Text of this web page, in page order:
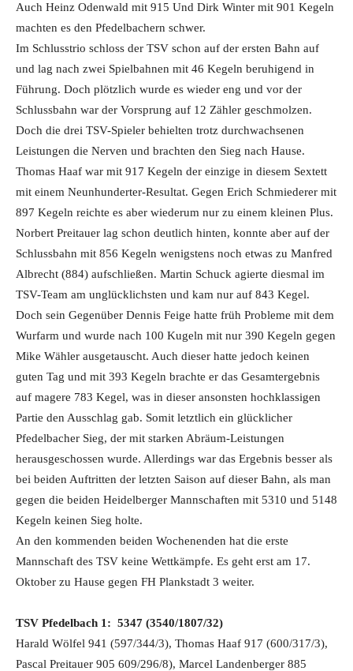
Auch Heinz Odenwald mit 915 Und Dirk Winter mit 901 Kegeln
machten es den Pfedelbachern schwer.
Im Schlusstrio schloss der TSV schon auf der ersten Bahn auf
und lag nach zwei Spielbahnen mit 46 Kegeln beruhigend in
Führung. Doch plötzlich wurde es wieder eng und vor der
Schlussbahn war der Vorsprung auf 12 Zähler geschmolzen.
Doch die drei TSV-Spieler behielten trotz durchwachsenen
Leistungen die Nerven und brachten den Sieg nach Hause.
Thomas Haaf war mit 917 Kegeln der einzige in diesem Sextett
mit einem Neunhunderter-Resultat. Gegen Erich Schmiederer mit
897 Kegeln reichte es aber wiederum nur zu einem kleinen Plus.
Norbert Preitauer lag schon deutlich hinten, konnte aber auf der
Schlussbahn mit 856 Kegeln wenigstens noch etwas zu Manfred
Albrecht (884) aufschließen. Martin Schuck agierte diesmal im
TSV-Team am unglücklichsten und kam nur auf 843 Kegel.
Doch sein Gegenüber Dennis Feige hatte früh Probleme mit dem
Wurfarm und wurde nach 100 Kugeln mit nur 390 Kegeln gegen
Mike Wähler ausgetauscht. Auch dieser hatte jedoch keinen
guten Tag und mit 393 Kegeln brachte er das Gesamtergebnis
auf magere 783 Kegel, was in dieser ansonsten hochklassigen
Partie den Ausschlag gab. Somit letztlich ein glücklicher
Pfedelbacher Sieg, der mit starken Abräum-Leistungen
herausgeschossen wurde. Allerdings war das Ergebnis besser als
bei beiden Auftritten der letzten Saison auf dieser Bahn, als man
gegen die beiden Heidelberger Mannschaften mit 5310 und 5148
Kegeln keinen Sieg holte.
An den kommenden beiden Wochenenden hat die erste
Mannschaft des TSV keine Wettkämpfe. Es geht erst am 17.
Oktober zu Hause gegen FH Plankstadt 3 weiter.
TSV Pfedelbach 1: 5347 (3540/1807/32)
Harald Wölfel 941 (597/344/3), Thomas Haaf 917 (600/317/3),
Pascal Preitauer 905 609/296/8), Marcel Landenberger 885